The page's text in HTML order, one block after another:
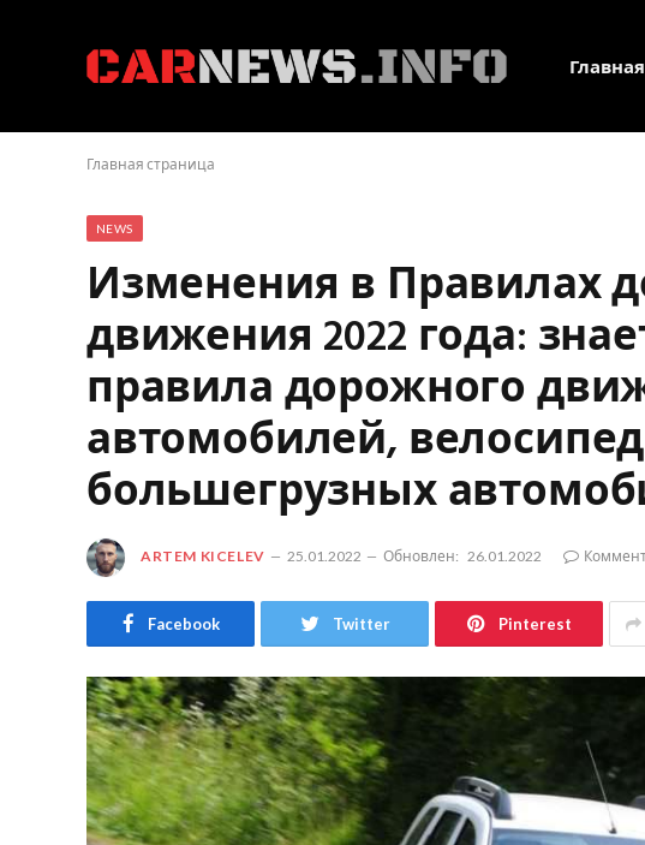
Главная
Главная страница
NEWS
Изменения в Правилах
движения 2022 года:
правила дорожного
автомобилей,
большегрузных
ARTEM KICELEV 25.01.2022 Обновлен: 26.01.2022
Facebook Twitter Pinterest